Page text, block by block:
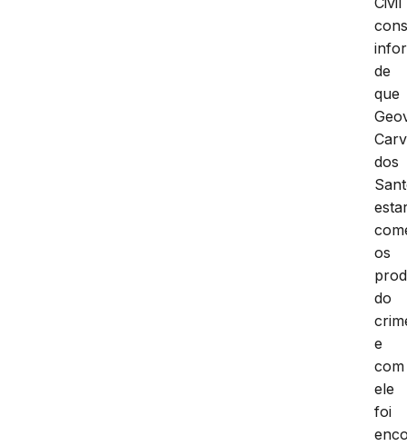
de
que
dos
os
do
e
com
ele
foi